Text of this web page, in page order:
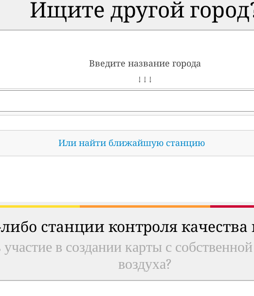
Ищите другой
Введите название города
↓ ↓ ↓
Или найти ближайшую станцию
станции контроля
в создании карты с
воздуха?